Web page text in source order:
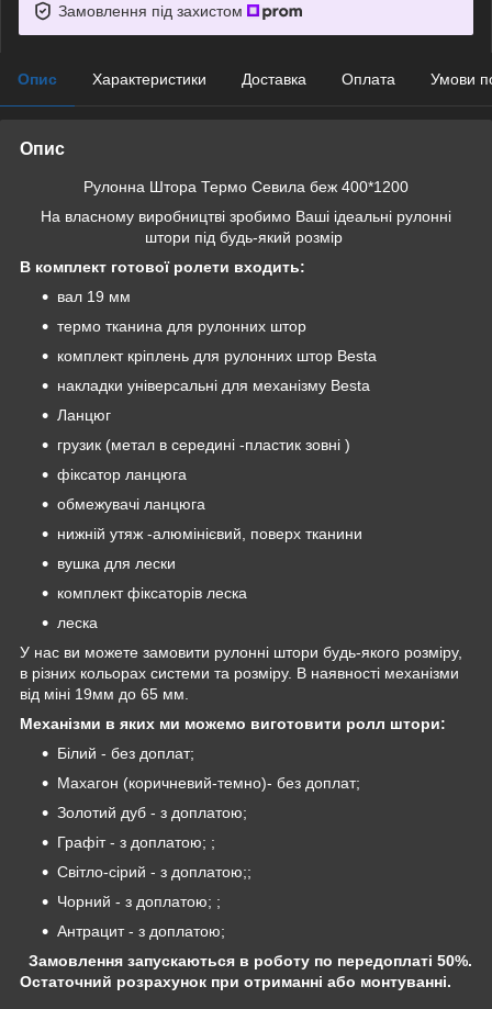
Замовлення під захистом
Опис Характеристики Доставка Оплата Умови
Опис
Рулонна Штора Термо Севила беж 400*1200
На власному виробництві зробимо Ваші ідеальні рулонні
штори під будь-який розмір
В комплект готової ролети входить:
вал 19 мм
термо тканина для рулонних штор
комплект кріплень для рулонних штор Besta
накладки універсальні для механізму Besta
Ланцюг
грузик (метал в середині -пластик зовні )
фіксатор ланцюга
обмежувачі ланцюга
нижній утяж -алюмінієвий, поверх тканини
вушка для лески
комплект фіксаторів леска
леска
У нас ви можете замовити рулонні штори будь-якого розміру,
в різних кольорах системи та розміру. В наявності механізми
від міні 19мм до 65 мм.
Механізми в яких ми можемо виготовити ролл штори:
Білий - без доплат;
Махагон (коричневий-темно)- без доплат;
Золотий дуб - з доплатою;
Графіт - з доплатою; ;
Світло-сірий - з доплатою;;
Чорний - з доплатою; ;
Антрацит - з доплатою;
Замовлення запускаються в роботу по передоплаті 50%.
Остаточний розрахунок при отриманні або монтуванні.